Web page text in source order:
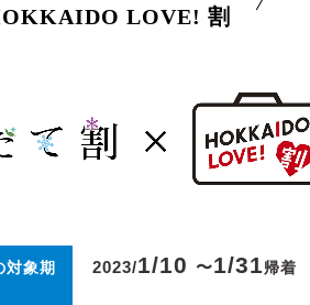
LOVE! 割
対象期
2023/1/10 〜1/31帰着